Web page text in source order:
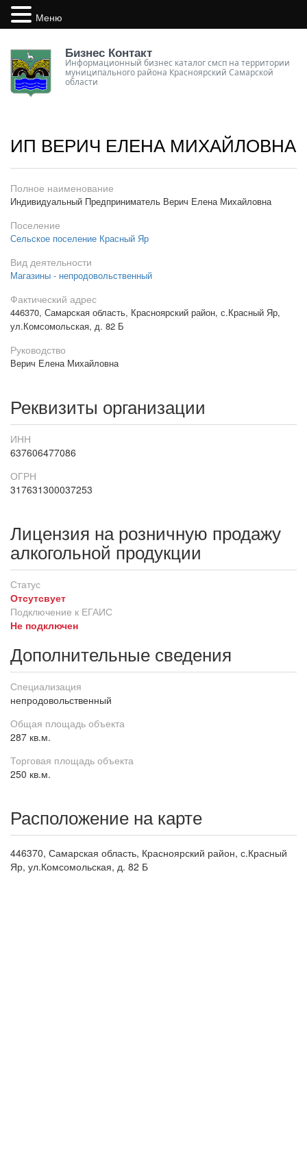
Бизнес Контакт
Информационный бизнес каталог смсп на территории
муниципального района Красноярский Самарской
области
ИП ВЕРИЧ ЕЛЕНА МИХАЙЛОВНА
Полное наименование
Индивидуальный Предприниматель Верич Елена Михайловна
Поселение
Сельское поселение Красный Яр
Вид деятельности
Магазины - непродовольственный
Фактический адрес
446370, Самарская область, Красноярский район, с.Красный Яр,
ул.Комсомольская, д. 82 Б
Руководство
Верич Елена Михайловна
Реквизиты организации
ИНН
637606477086
ОГРН
317631300037253
Лицензия на розничную продажу
алкогольной продукции
Статус
Отсутсвует
Подключение к ЕГАИС
Не подключен
Дополнительные сведения
Специализация
непродовольственный
Общая площадь объекта
287 кв.м.
Торговая площадь объекта
250 кв.м.
Расположение на карте
446370, Самарская область, Красноярский район, с.Красный
Яр, ул.Комсомольская, д. 82 Б
Меню